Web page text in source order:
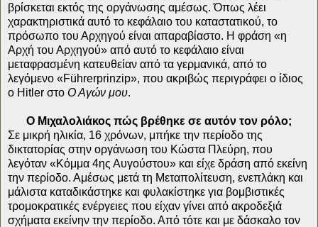
βρίσκεται εκτός της οργάνωσης αμέσως. Όπως λέει
χαρακτηριστικά αυτό το κεφάλαιο του καταστατικού, το
πρόσωπο του Αρχηγού είναι απαραβίαστο. Η φράση «η
Αρχή του Αρχηγού» από αυτό το κεφάλαιο είναι
μεταφρασμένη κατευθείαν από τα γερμανικά, από το
λεγόμενο «Führerprinzip», που ακριβώς περιγράφει ο ίδιος
ο Hitler στο Ο Αγών μου.
Ο Μιχαλολιάκος πώς βρέθηκε σε αυτόν τον ρόλο;
Σε μικρή ηλικία, 16 χρόνων, μπήκε την περίοδο της
δικτατορίας στην οργάνωση του Κώστα Πλεύρη, που
λεγόταν «Κόμμα 4ης Αυγούστου» και είχε δράση από εκείνη
την περίοδο. Αμέσως μετά τη Μεταπολίτευση, ενεπλάκη και
μάλιστα καταδικάστηκε και φυλακίστηκε για βομβιστικές
τρομοκρατικές ενέργειες που είχαν γίνει από ακροδεξιά
σχήματα εκείνην την περίοδο. Από τότε και με δάσκαλο τον